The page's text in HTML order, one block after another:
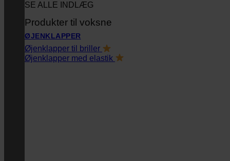
SE ALLE INDLÆG
Produkter til voksne
ØJENKLAPPER
Øjenklapper til briller
Øjenklapper med elastik